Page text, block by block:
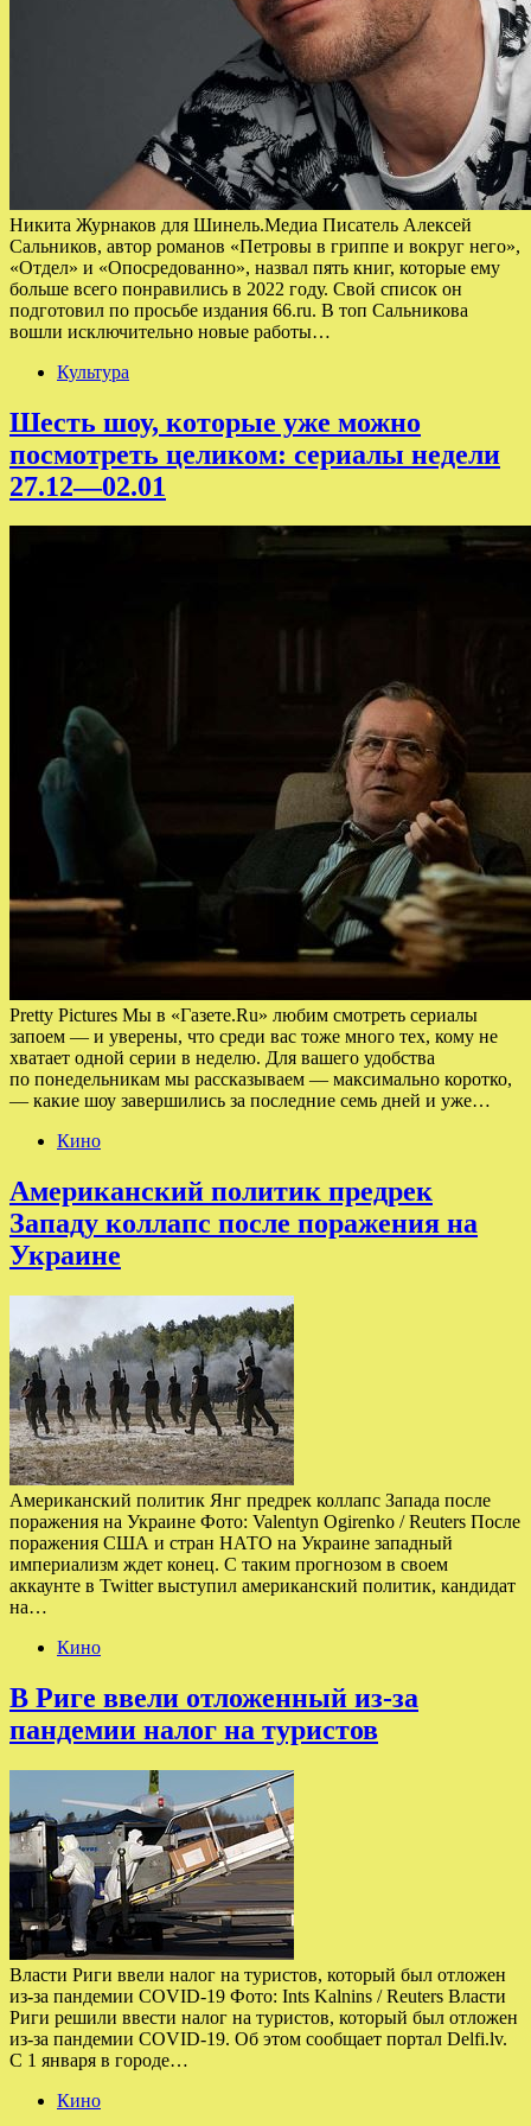
Никита Журнаков для Шинель.Медиа Писатель Алексей
Сальников, автор романов «Петровы в гриппе и вокруг него»,
«Отдел» и «Опосредованно», назвал пять книг, которые ему
больше всего понравились в 2022 году. Свой список он
подготовил по просьбе издания 66.ru. В топ Сальникова
вошли исключительно новые работы…
Культура
Шесть шоу, которые уже можно
посмотреть целиком: сериалы недели
27.12—02.01
Pretty Pictures Мы в «Газете.Ru» любим смотреть сериалы
запоем — и уверены, что среди вас тоже много тех, кому не
хватает одной серии в неделю. Для вашего удобства
по понедельникам мы рассказываем — максимально коротко,
— какие шоу завершились за последние семь дней и уже…
Кино
Американский политик предрек
Западу коллапс после поражения на
Украине
Американский политик Янг предрек коллапс Запада после
поражения на Украине Фото: Valentyn Ogirenko / Reuters После
поражения США и стран НАТО на Украине западный
империализм ждет конец. С таким прогнозом в своем
аккаунте в Twitter выступил американский политик, кандидат
на…
Кино
В Риге ввели отложенный из-за
пандемии налог на туристов
Власти Риги ввели налог на туристов, который был отложен
из-за пандемии COVID-19 Фото: Ints Kalnins / Reuters Власти
Риги решили ввести налог на туристов, который был отложен
из-за пандемии COVID-19. Об этом сообщает портал Delfi.lv.
С 1 января в городе…
Кино